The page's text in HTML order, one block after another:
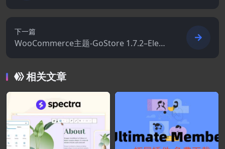
8.3
下一篇
WooCommerce主题-GoStore 1.7.2–Elem
entor WooCommerce WordPress主题
相关文章